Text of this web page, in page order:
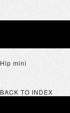
Hip mini
BACK TO INDEX